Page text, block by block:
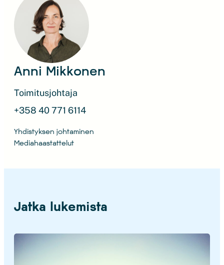
Anni Mikkonen
Toimitusjohtaja
+358 40 771 6114
Yhdistyksen johtaminen
Mediahaastattelut
Jatka lukemista